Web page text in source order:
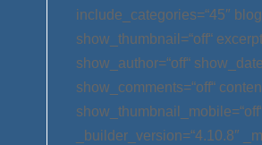
include_categories=“45″
show_thumbnail=“off“
show_author=“off“
show_comments=“off“
_builder_version=“4.10.8″